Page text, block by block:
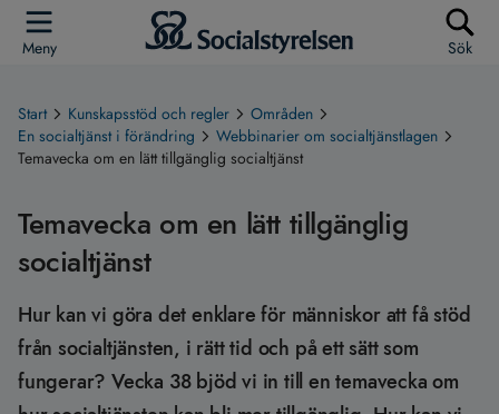
Meny Sök
Start Kunskapsstöd och regler
Områden
En socialtjänst i förändring
Webbinarier om socialtjänstlagen
Temavecka om en lätt tillgänglig socialtjänst
Temavecka om en lätt tillgänglig
socialtjänst
Hur kan vi göra det enklare för människor att få stöd
från socialtjänsten, i rätt tid och på ett sätt som
fungerar? Vecka 38 bjöd vi in till en temavecka om